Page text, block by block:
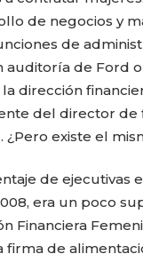
de negocios y
de
de Ford
dirección
del director
¿Pero existe el
de ejecutivas
era un poco
Financiera
firma de